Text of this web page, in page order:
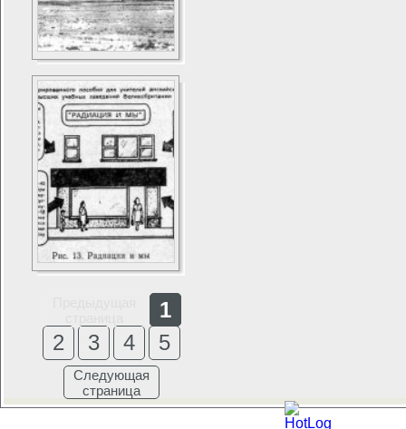
1
2
3 4 5
Следующая
страница